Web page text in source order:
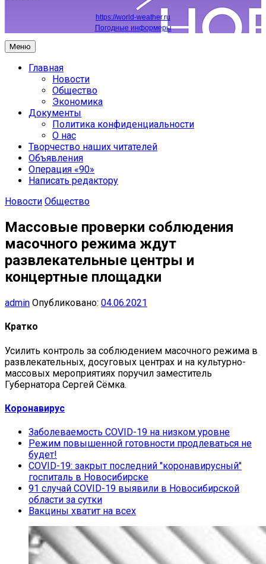
https://world-weather.ru
Погодные информеры
Меню
Главная
Новости
Общество
Экономика
Документы
Политика конфиденциальности
О нас
Творчество наших читателей
Объявления
Операция «90»
Написать редактору
Новости Общество
Массовые проверки соблюдения
масочного режима ждут
развлекательные центры и
концертные площадки
admin Опубликовано: 04.06.2021
Кратко
Усилить контроль за соблюдением масочного режима в
развлекательных, досуговых центрах и на культурно-
массовых мероприятиях поручил заместитель
Губернатора Сергей Сёмка.
Коронавирус
Заболеваемость COVID-19 на низком уровне
Режим повышенной готовности продлеваться не
будет!
COVID-19: закрыт последний "коронавирусный"
госпиталь в Новосибирске
91 случай COVID-19 выявили в Новосибирской
области за сутки
Вакцины хватит на всех